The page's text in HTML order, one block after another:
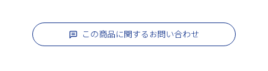
この商品に関するお問い合わせ